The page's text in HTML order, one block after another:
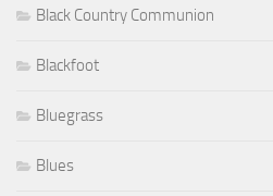
Black Country Communion
Blackfoot
Bluegrass
Blues